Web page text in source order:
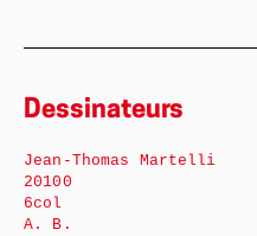
Dessinateurs
Jean-Thomas Martelli
20100
6col
A. B.